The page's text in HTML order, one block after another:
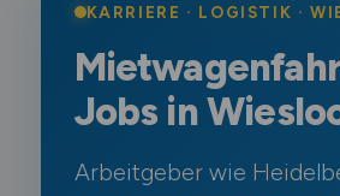
KARRIERE · LOGISTIK ·
Jobs in
Arbeitgeber wie